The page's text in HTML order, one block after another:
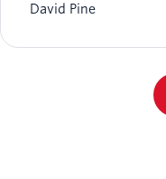
David Pine